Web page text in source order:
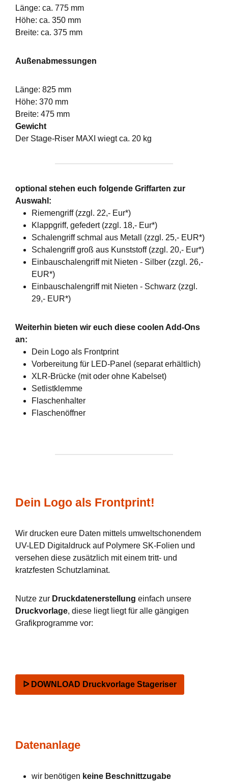
Länge: ca. 775 mm
Höhe: ca. 350 mm
Breite: ca. 375 mm
Außenabmessungen
Länge: 825 mm
Höhe: 370 mm
Breite: 475 mm
Gewicht
Der Stage-Riser MAXI wiegt ca. 20 kg
optional stehen euch folgende Griffarten zur
Auswahl:
Riemengriff (zzgl. 22,- Eur*)
Klappgriff, gefedert (zzgl. 18,- Eur*)
Schalengriff schmal aus Metall (zzgl. 25,- EUR*)
Schalengriff groß aus Kunststoff (zzgl. 20,- Eur*)
Einbauschalengriff mit Nieten - Silber (zzgl. 26,-
EUR*)
Einbauschalengriff mit Nieten - Schwarz (zzgl.
29,- EUR*)
Weiterhin bieten wir euch diese coolen Add-Ons
an:
Dein Logo als Frontprint
Vorbereitung für LED-Panel (separat erhältlich)
XLR-Brücke (mit oder ohne Kabelset)
Setlistklemme
Flaschenhalter
Flaschenöffner
Dein Logo als Frontprint!
Wir drucken eure Daten mittels umweltschonendem
UV-LED Digitaldruck auf Polymere SK-Folien und
versehen diese zusätzlich mit einem tritt- und
kratzfesten Schutzlaminat.
Nutze zur Druckdatenerstellung einfach unsere
Druckvorlage, diese liegt liegt für alle gängigen
Grafikprogramme vor:
ᐅ DOWNLOAD Druckvorlage Stageriser
Datenanlage
wir benötigen keine Beschnittzugabe